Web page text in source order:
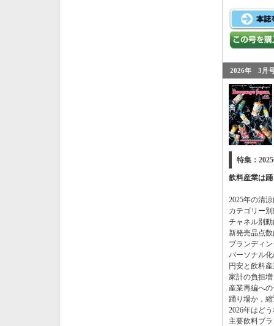
2026年 3月
特集：
飲料産業は
2025年の清
カテゴリー
チャネル別
新発売品点
ブランディ
パーソナル
円安と飲料
家計の負担
産業再編へ
踊り場か，
2026年はど
主要飲料ブ